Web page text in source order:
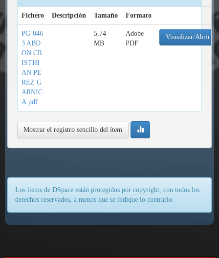
Fichero Descripción Tamaño Formato
PG-046
3 ABD
ON CR
ISTHI
AN PE
REZ G
ARNIC
A.pdf
5,74
MB
Adobe
PDF
Visualizar/Abrir
Mostrar el registro sencillo del ítem
Los ítems de DSpace están protegidos por copyright, con todos los
derechos reservados, a menos que se indique lo contrario.